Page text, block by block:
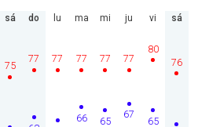
sá
75
do
77
lu
77
ma
66
77
mi
65
77
ju
67
77
vi
65
80
sá
76